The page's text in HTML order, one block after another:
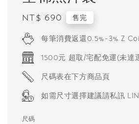
Regular
price
NT$ 690 售完
每筆消費返還0.5%-3% Z
1500元 超取/宅配免運(未達
尺碼表在下方商品頁
如需尺寸選擇建議請私訊
尺碼